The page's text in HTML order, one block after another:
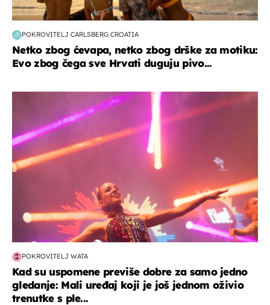
POKROVITELJ CARLSBERG CROATIA
Netko zbog ćevapa, netko zbog drške za motiku:
Evo zbog čega sve Hrvati duguju pivo...
POKROVITELJ WATA
Kad su uspomene previše dobre za samo jedno
gledanje: Mali uređaj koji je još jednom oživio
trenutke s ple...